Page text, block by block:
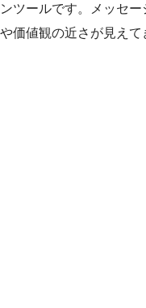
ンツールです。メッセ
や価値観の近さが見えて